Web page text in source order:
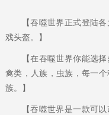
【吞噬世界正式登陆
戏头盔。】
【在吞噬世界你能选
禽类，人族，虫族，每一
族。】
【吞噬世界是一款可